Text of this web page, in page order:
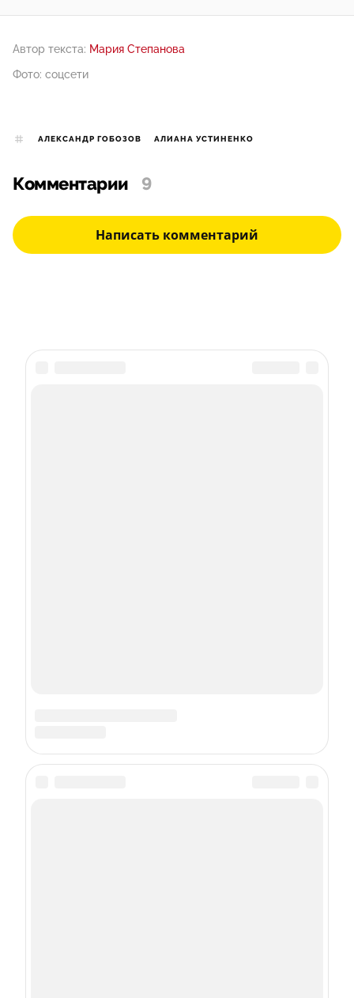
Автор текста: Мария Степанова
Фото: соцсети
АЛЕКСАНДР ГОБОЗОВ АЛИАНА УСТИНЕНКО
Комментарии 9
Написать комментарий